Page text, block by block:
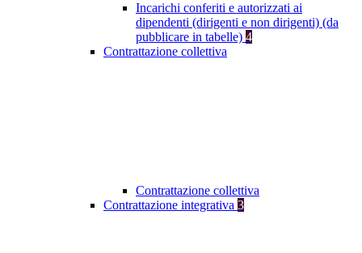
Incarichi conferiti e autorizzati ai
dipendenti (dirigenti e non dirigenti) (da
pubblicare in tabelle) 4
Contrattazione collettiva
Contrattazione collettiva
Contrattazione integrativa 3